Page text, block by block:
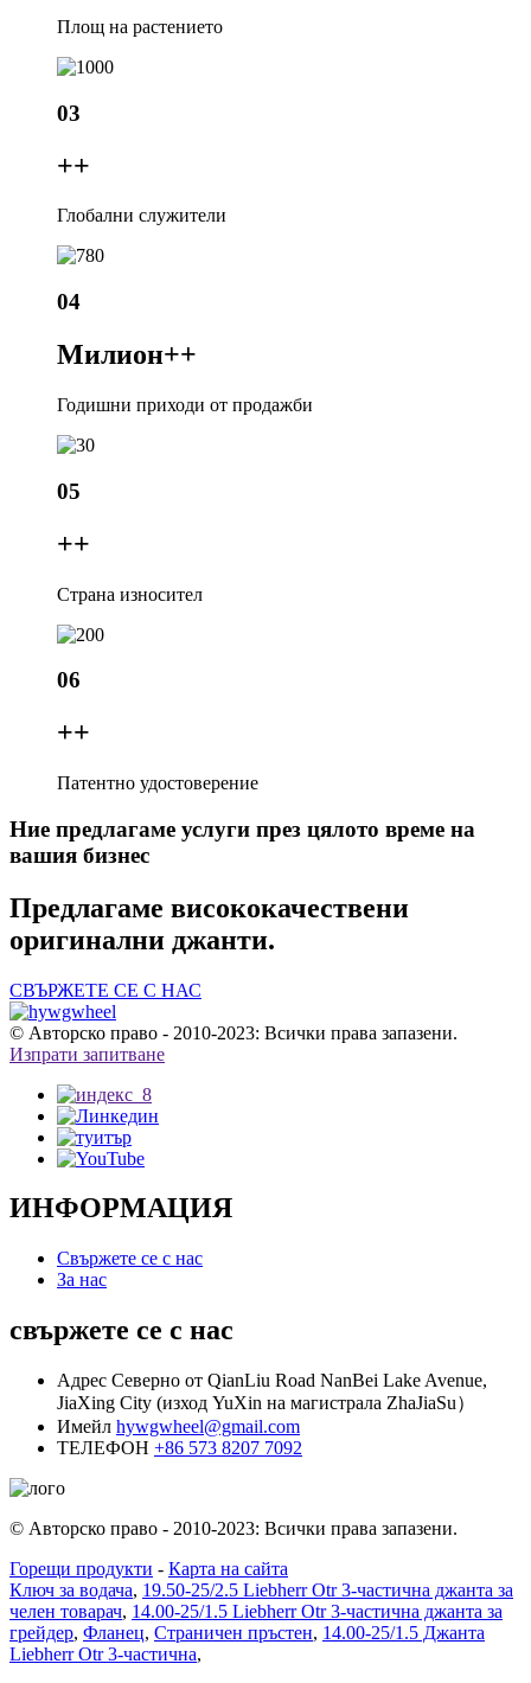
Площ на растението
03
++
Глобални служители
04
Милион++
Годишни приходи от продажби
05
++
Страна износител
06
++
Патентно удостоверение
Ние предлагаме услуги през цялото време на
вашия бизнес
Предлагаме висококачествени
оригинални джанти.
СВЪРЖЕТЕ СЕ С НАС
© Авторско право - 2010-2023: Всички права запазени.
Изпрати запитване
ИНФОРМАЦИЯ
Свържете се с нас
За нас
свържете се с нас
Адрес Северно от QianLiu Road NanBei Lake Avenue,
JiaXing City (изход YuXin на магистрала ZhaJiaSu）
Имейл hywgwheel@gmail.com
ТЕЛЕФОН +86 573 8207 7092
© Авторско право - 2010-2023: Всички права запазени.
Горещи продукти - Карта на сайта
Ключ за водача, 19.50-25/2.5 Liebherr Otr 3-частична джанта за
челен товарач, 14.00-25/1.5 Liebherr Otr 3-частична джанта за
грейдер, Фланец, Страничен пръстен, 14.00-25/1.5 Джанта
Liebherr Otr 3-частична,